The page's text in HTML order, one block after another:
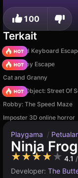
100
Terkait
+1 Speed Keyboard
Your Obby Escape
Cat and Granny
Hidden Object: Street Of
Robby: The Speed Maze
Imposter 3D online horror
Playgama /
Ninja Frog
★★★★★ 4.1
Developer: The